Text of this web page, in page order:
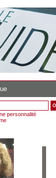
personnalité